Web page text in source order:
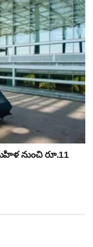
నుంచి రూ.11